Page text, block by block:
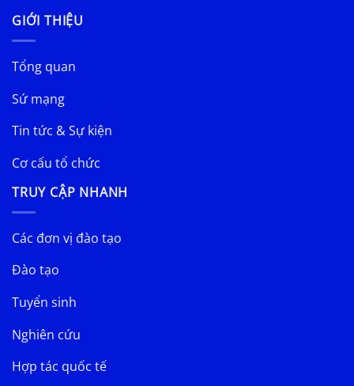
GIỚI THIỆU
Tổng quan
Sứ mạng
Tin tức & Sự kiện
Cơ cấu tổ chức
TRUY CẬP NHANH
Các đơn vị đào tạo
Đào tạo
Tuyển sinh
Nghiên cứu
Hợp tác quốc tế